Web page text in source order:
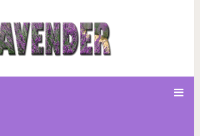
История нижней пуговицы